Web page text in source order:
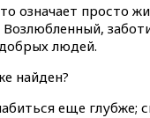
означает просто
людей.
найден?
еще